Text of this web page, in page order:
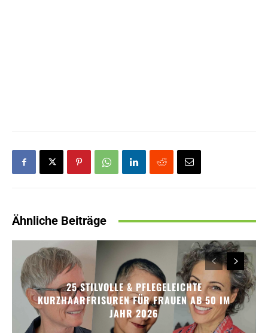
Ähnliche Beiträge
25 STILVOLLE & PFLEGELEICHTE
KURZHAARFRISUREN FÜR FRAUEN AB 50 IM
JAHR 2026